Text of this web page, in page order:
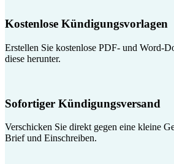
Kostenlose Kündigungsvorlagen
Erstellen Sie kostenlose PDF- und Word-
diese herunter.
Sofortiger Kündigungsversand
Verschicken Sie direkt gegen eine kleine
Brief und Einschreiben.